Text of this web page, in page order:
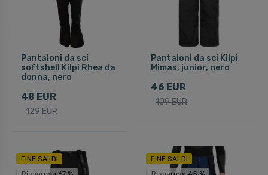
Pantaloni da sci
softshell Kilpi Rhea da
donna, nero
48 EUR
129 EUR
Pantaloni da sci Kilpi
Mimas, junior, nero
46 EUR
109 EUR
FINE SALDI
FINE SALDI